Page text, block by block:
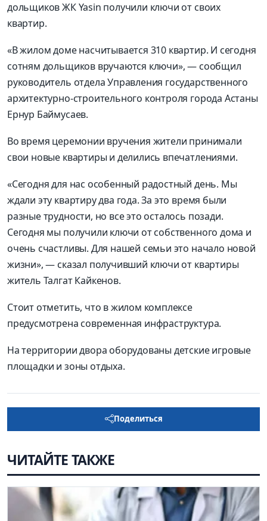
дольщиков ЖК Yasin получили ключи от своих
квартир.
«В жилом доме насчитывается 310 квартир. И сегодня
сотням дольщиков вручаются ключи», — сообщил
руководитель отдела Управления государственного
архитектурно-строительного контроля города Астаны
Ернур Баймусаев.
Во время церемонии вручения жители принимали
свои новые квартиры и делились впечатлениями.
«Сегодня для нас особенный радостный день. Мы
ждали эту квартиру два года. За это время были
разные трудности, но все это осталось позади.
Сегодня мы получили ключи от собственного дома и
очень счастливы. Для нашей семьи это начало новой
жизни», — сказал получивший ключи от квартиры
житель Талгат Кайкенов.
Стоит отметить, что в жилом комплексе
предусмотрена современная инфраструктура.
На территории двора оборудованы детские игровые
площадки и зоны отдыха.
Поделиться
ЧИТАЙТЕ ТАКЖЕ